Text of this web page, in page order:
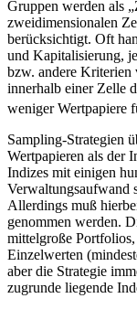
Wertpapiere innerhalb
Gruppen werden als
zweidimensionalen
berücksichtigt. Oft
und Kapitalisierung,
bzw. andere Kriterien
innerhalb einer Zelle
Sampling-Strategien
Wertpapieren als der
Indizes mit einigen
Verwaltungsaufwand
Allerdings muß
genommen werden.
mittelgroße
Einzelwerten
aber die Strategie